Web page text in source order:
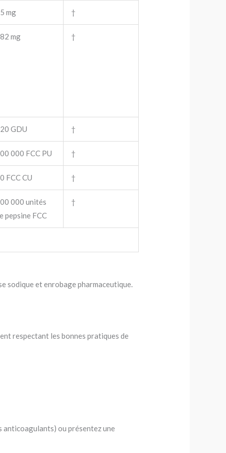
mg †
mg †
GDU †
000 FCC PU †
FCC CU †
000 unités
pepsine FCC
†
sodique et enrobage pharmaceutique.
respectant les bonnes pratiques de
anticoagulants) ou présentez une